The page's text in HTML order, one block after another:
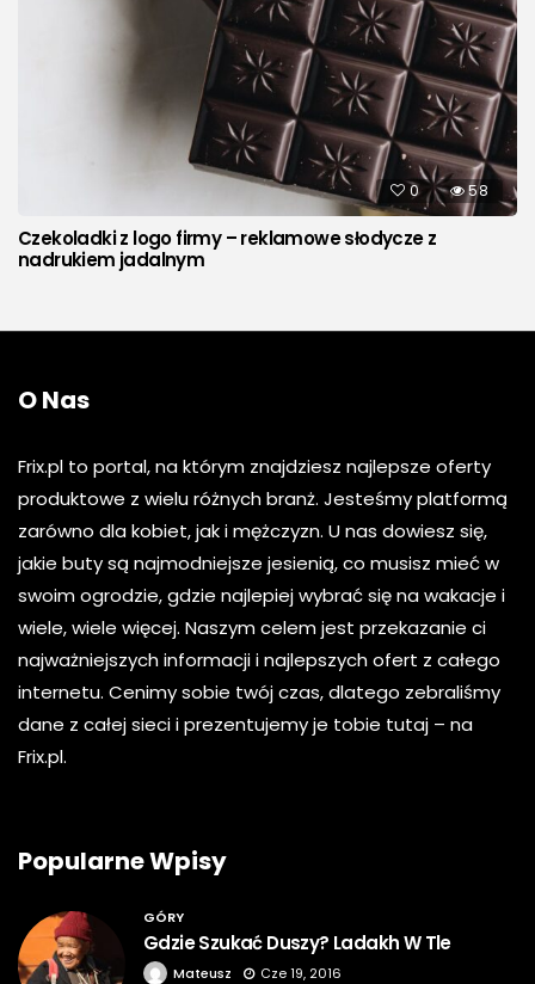
0 58
Czekoladki z logo firmy – reklamowe słodycze z
nadrukiem jadalnym
O Nas
Frix.pl to portal, na którym znajdziesz najlepsze oferty
produktowe z wielu różnych branż. Jesteśmy platformą
zarówno dla kobiet, jak i mężczyzn. U nas dowiesz się,
jakie buty są najmodniejsze jesienią, co musisz mieć w
swoim ogrodzie, gdzie najlepiej wybrać się na wakacje i
wiele, wiele więcej. Naszym celem jest przekazanie ci
najważniejszych informacji i najlepszych ofert z całego
internetu. Cenimy sobie twój czas, dlatego zebraliśmy
dane z całej sieci i prezentujemy je tobie tutaj – na
Frix.pl.
Popularne Wpisy
GÓRY
Gdzie Szukać Duszy? Ladakh W Tle
Mateusz Cze 19, 2016